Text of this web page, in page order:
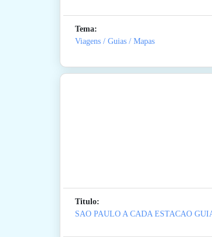
Tema:
Viagens / Guias / Mapas
Titulo:
SAO PAULO A CADA ESTACAO